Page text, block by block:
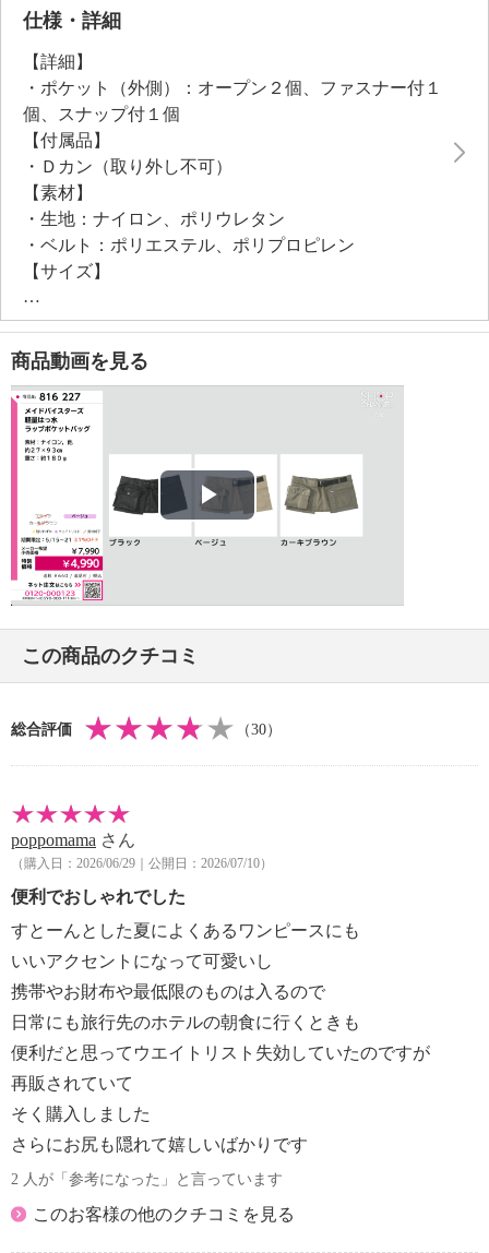
し込みバックル仕様で、サイズ調整も簡単。ウォーキ
出かけを楽しんでみませんか。
仕様・詳細
【詳細】
・ポケット（外側）：オープン２個、ファスナー付１
個、スナップ付１個
【付属品】
・Ｄカン（取り外し不可）
【素材】
・生地：ナイロン、ポリウレタン
・ベルト：ポリエステル、ポリプロピレン
【サイズ】
・約縦２７ｃｍ×最大横９３ｃｍ
・着脱ベルト長さ：約８０〜１２５ｃｍ
・ベルト幅：約４ｃｍ
・ウエスト対応サイズ：約６０〜１２０ｃｍ
・Ａ４サイズ：不可
【重さ】
・１８０ｇ
【メンテナンス】
※詳細は同梱書類参照
【使用上の注意】
※詳細は同梱書類参照
【原産国（地）】
・中国製
商品動画を見る
Play
この商品のクチコミ
総合評価 （30）
poppomama さん
（購入日：2026/06/29｜公開日：2026/07/10）
便利でおしゃれでした
すとーんとした夏によくあるワンピースにも
いいアクセントになって可愛いし
携帯やお財布や最低限のものは入るので
日常にも旅行先のホテルの朝食に行くときも
便利だと思ってウエイトリスト失効していたのですが
再販されていて
そく購入しました
さらにお尻も隠れて嬉しいばかりです
2 人が「参考になった」と言っています
このお客様の他のクチコミを見る